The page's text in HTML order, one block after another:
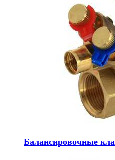
Балансировочные